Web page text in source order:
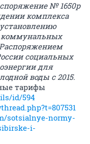
№ 1650р
комплекса
коммунальных
социальных
для
воды с 2015.
тарифы
id/594
sotsialnye-normy-
i-